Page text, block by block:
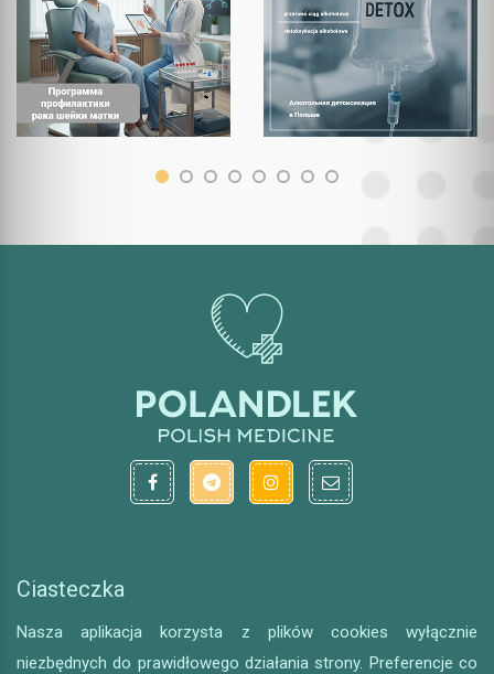
Ciasteczka
Nasza aplikacja korzysta z plików cookies wyłącznie
niezbędnych do prawidłowego działania strony. Preferencje co